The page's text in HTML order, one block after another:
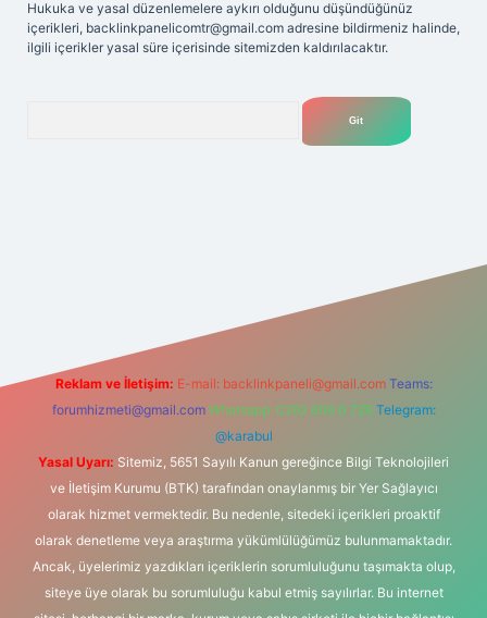
Hukuka ve yasal düzenlemelere aykırı olduğunu düşündüğünüz
içerikleri, backlinkpanelicomtr@gmail.com adresine bildirmeniz halinde,
ilgili içerikler yasal süre içerisinde sitemizden kaldırılacaktır.
Reklam ve İletişim: E-mail: backlinkpaneli@gmail.com Teams:
forumhizmeti@gmail.com Whatsapp: 0262 606 0 726 Telegram:
@karabul
Yasal Uyarı: Sitemiz, 5651 Sayılı Kanun gereğince Bilgi Teknolojileri
ve İletişim Kurumu (BTK) tarafından onaylanmış bir Yer Sağlayıcı
olarak hizmet vermektedir. Bu nedenle, sitedeki içerikleri proaktif
olarak denetleme veya araştırma yükümlülüğümüz bulunmamaktadır.
Ancak, üyelerimiz yazdıkları içeriklerin sorumluluğunu taşımakta olup,
siteye üye olarak bu sorumluluğu kabul etmiş sayılırlar. Bu internet